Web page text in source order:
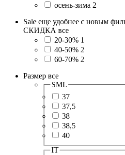
осень-зима 2
Sale еще удобнее с новым
СКИДКА все
20-30% 1
40-50% 2
60-70% 2
Размер все
SML
37
37,5
38
38,5
40
IT